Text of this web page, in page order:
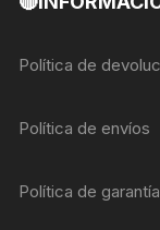
Política de
Política de envíos
Política de